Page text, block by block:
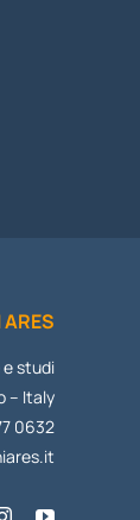
ARES
e studi
– Italy
0632